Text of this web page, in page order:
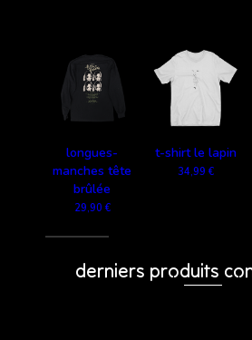
longues-
manches tête
brûlée
29,90 €
t-shirt le lapin
34,99 €
derniers produits